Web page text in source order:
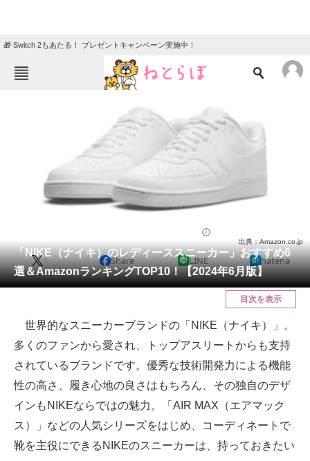
🎁 Switch 2もあたる！ プレゼントキャンペーン実施中！
ニュース
クイズ
教育・育児
会員記事
メディア
ITの今と未来を見通す
スマホと通信の最新トレンド
進化するPCとデバイスの未来
好きが集まる 比べて選べる
「NIKE（ナイキ）のレディーススニーカー」おすすめ6
選＆AmazonランキングTOP10！【2024年6月版】
出典：Amazon.co.jp
X Share LINE hatena
目次を表示
世界的なスニーカーブランドの「NIKE（ナイキ）」。
多くのファンから愛され、トップアスリートからも支持
されているブランドです。優秀な技術開発力による機能
性の高さ、履き心地の良さはもちろん、その独自のデザ
インもNIKEならではの魅力。「AIR MAX（エアマック
ス）」などの人気シリーズをはじめ、コーディネートで
靴を主役にできるNIKEのスニーカーは、持っておきたい